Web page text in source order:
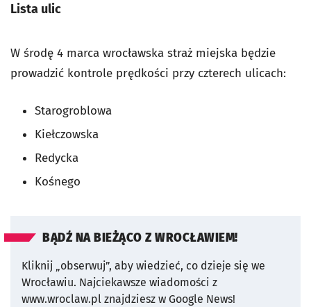
Lista ulic
W środę 4 marca wrocławska straż miejska będzie
prowadzić kontrole prędkości przy czterech ulicach:
Starogroblowa
Kiełczowska
Redycka
Kośnego
BĄDŹ NA BIEŻĄCO Z WROCŁAWIEM!
Kliknij „obserwuj”, aby wiedzieć, co dzieje się we
Wrocławiu. Najciekawsze wiadomości z
www.wroclaw.pl znajdziesz w Google News!